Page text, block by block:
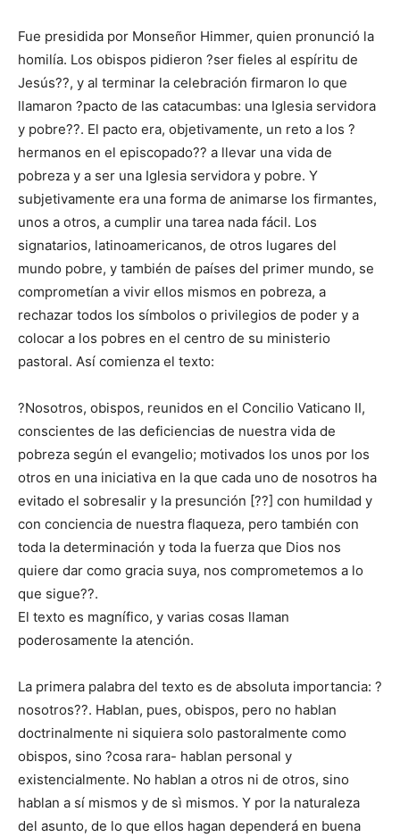
Fue presidida por Monseñor Himmer, quien pronunció la
homilía. Los obispos pidieron ?ser fieles al espíritu de
Jesús??, y al terminar la celebración firmaron lo que
llamaron ?pacto de las catacumbas: una Iglesia servidora
y pobre??. El pacto era, objetivamente, un reto a los ?
hermanos en el episcopado?? a llevar una vida de
pobreza y a ser una Iglesia servidora y pobre. Y
subjetivamente era una forma de animarse los firmantes,
unos a otros, a cumplir una tarea nada fácil. Los
signatarios, latinoamericanos, de otros lugares del
mundo pobre, y también de países del primer mundo, se
comprometían a vivir ellos mismos en pobreza, a
rechazar todos los símbolos o privilegios de poder y a
colocar a los pobres en el centro de su ministerio
pastoral. Así comienza el texto:
?Nosotros, obispos, reunidos en el Concilio Vaticano II,
conscientes de las deficiencias de nuestra vida de
pobreza según el evangelio; motivados los unos por los
otros en una iniciativa en la que cada uno de nosotros ha
evitado el sobresalir y la presunción [??] con humildad y
con conciencia de nuestra flaqueza, pero también con
toda la determinación y toda la fuerza que Dios nos
quiere dar como gracia suya, nos comprometemos a lo
que sigue??.
El texto es magnífico, y varias cosas llaman
poderosamente la atención.
La primera palabra del texto es de absoluta importancia: ?
nosotros??. Hablan, pues, obispos, pero no hablan
doctrinalmente ni siquiera solo pastoralmente como
obispos, sino ?cosa rara- hablan personal y
existencialmente. No hablan a otros ni de otros, sino
hablan a sí mismos y de sì mismos. Y por la naturaleza
del asunto, de lo que ellos hagan dependerá en buena